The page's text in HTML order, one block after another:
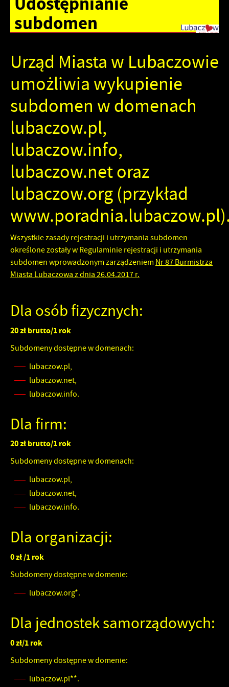
subdomen
Urząd Miasta w Lubaczowie
umożliwia wykupienie
subdomen w domenach
lubaczow.pl,
lubaczow.info,
lubaczow.net oraz
lubaczow.org (przykład
Wszystkie zasady rejestracji i utrzymania subdomen
określone zostały w Regulaminie rejestracji i utrzymania
subdomen wprowadzonym zarządzeniem Nr 87 Burmistrza
Miasta Lubaczowa z dnia 26.04.2017 r.
Dla osób fizycznych:
20 zł brutto/1 rok
Subdomeny dostępne w domenach:
lubaczow.pl,
lubaczow.net,
lubaczow.info.
Dla firm:
20 zł brutto/1 rok
Subdomeny dostępne w domenach:
lubaczow.pl,
lubaczow.net,
lubaczow.info.
Dla organizacji:
0 zł /1 rok
Subdomeny dostępne w domenie:
lubaczow.org*.
Dla jednostek samorządowych:
0 zł/1 rok
Subdomeny dostępne w domenie:
lubaczow.pl**.